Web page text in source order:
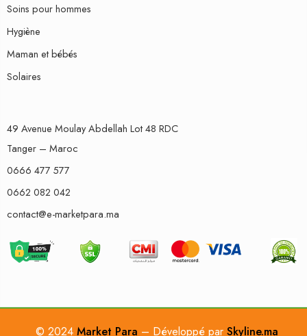
Soins pour hommes
Hygiène
Maman et bébés
Solaires
49 Avenue Moulay Abdellah Lot 48 RDC
Tanger – Maroc
0666 477 577
0662 082 042
contact@e-marketpara.ma
© 2024 Market Para – Développé par Skyline.ma